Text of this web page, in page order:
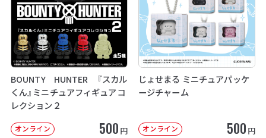
BOUNTY HUNTER 『スカル
くん』ミニチュアフィギュアコ
レクション２
オンライン 500 円
じょせまる ミニチュアパッケ
ージチャーム
オンライン 500 円